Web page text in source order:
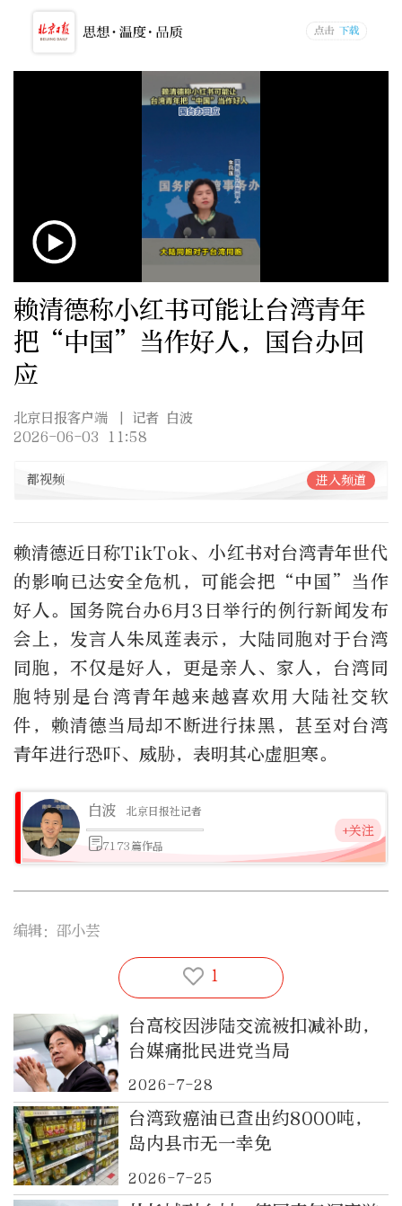
赖清德称小红书可能让台湾青年
把“中国”当作好人，国台办回
应
北京日报客户端
| 记者 白波
2026-06-03 11:58
都视频 进入频道
赖清德近日称TikTok、小红书对台湾青年世代
的影响已达安全危机，可能会把“中国”当作
好人。国务院台办6月3日举行的例行新闻发布
会上，发言人朱凤莲表示，大陆同胞对于台湾
同胞，不仅是好人，更是亲人、家人，台湾同
胞特别是台湾青年越来越喜欢用大陆社交软
件，赖清德当局却不断进行抹黑，甚至对台湾
青年进行恐吓、威胁，表明其心虚胆寒。
白波 北京日报社记者
7173篇作品
+关注
编辑：邵小芸
1
台高校因涉陆交流被扣减补助，
台媒痛批民进党当局
2026-7-28
台湾致癌油已查出约8000吨，
岛内县市无一幸免
2026-7-25